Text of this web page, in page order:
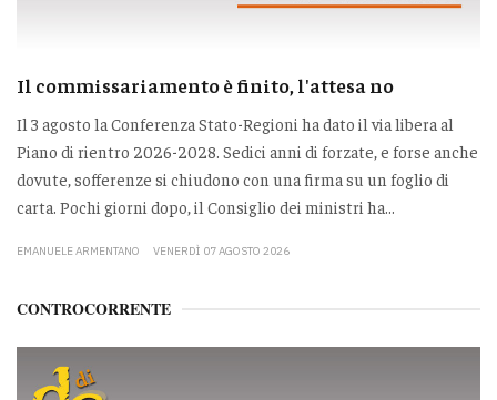
Il commissariamento è finito, l'attesa no
Il 3 agosto la Conferenza Stato-Regioni ha dato il via libera al
Piano di rientro 2026-2028. Sedici anni di forzate, e forse anche
dovute, sofferenze si chiudono con una firma su un foglio di
carta. Pochi giorni dopo, il Consiglio dei ministri ha...
EMANUELE ARMENTANO VENERDÌ 07 AGOSTO 2026
CONTROCORRENTE